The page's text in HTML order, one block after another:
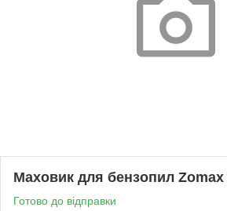
Маховик для бензопил Zomax
Готово до відправки